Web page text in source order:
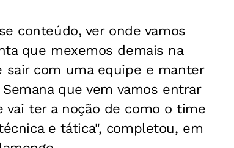
conteúdo, ver onde vamos
que mexemos demais na
sair com uma equipe e manter
que vem vamos entrar
vai ter a noção de como o time
e tática", completou, em